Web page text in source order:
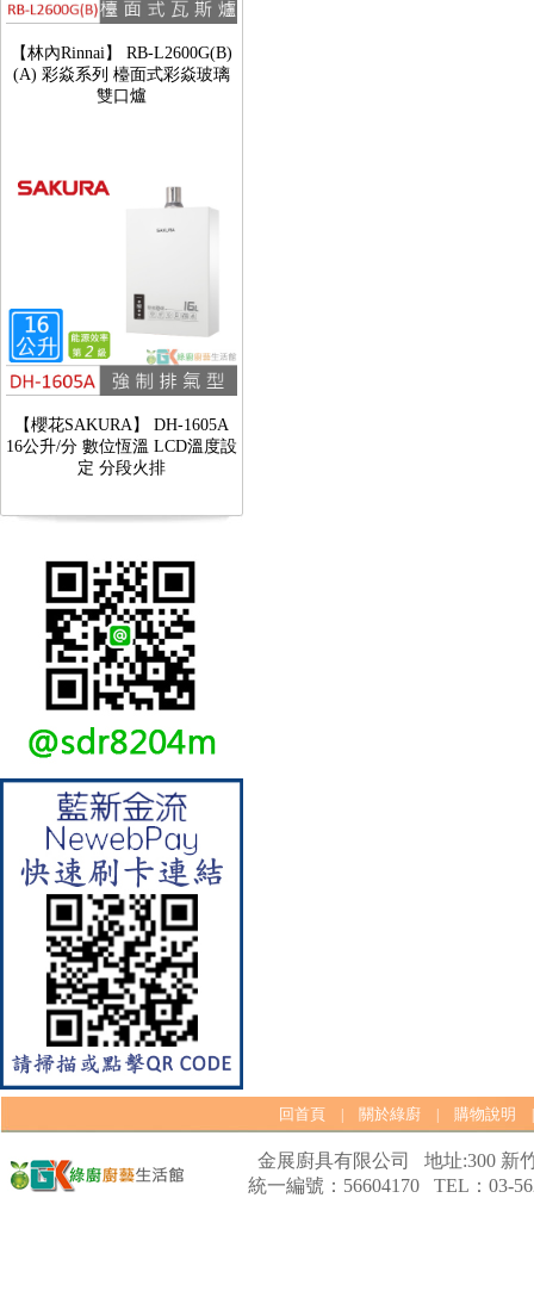
(A) 彩焱系列 檯面式彩焱玻璃
雙口爐
16公升/分 數位恆溫 LCD溫度設
定 分段火排
【林內Rinnai】 RB-L2600S(A)
彩焱系列 檯面式彩焱不銹鋼雙
口爐
(A) 彩焱系列 檯面式彩焱玻璃
回首頁 關於綠廚 購物說明
金展廚具有限公司 地址:300 新
統一編號：56604170 TEL：03-